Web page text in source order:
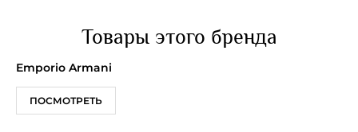
Товары этого бренда
Emporio Armani
ПОСМОТРЕТЬ